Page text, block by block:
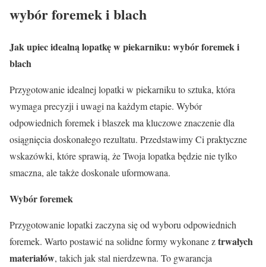
wybór foremek i blach
Jak upiec idealną lopatkę w piekarniku: wybór foremek i
blach
Przygotowanie idealnej lopatki w piekarniku to sztuka, która
wymaga precyzji i uwagi na każdym etapie. Wybór
odpowiednich foremek i blaszek ma kluczowe znaczenie dla
osiągnięcia doskonałego rezultatu. Przedstawimy Ci praktyczne
wskazówki, które sprawią, że Twoja lopatka będzie nie tylko
smaczna, ale także doskonale uformowana.
Wybór foremek
Przygotowanie lopatki zaczyna się od wyboru odpowiednich
foremek. Warto postawić na solidne formy wykonane ztrwałych
materiałów, takich jak stal nierdzewna. To gwarancja